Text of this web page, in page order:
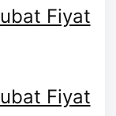
Fiyat
Fiyat